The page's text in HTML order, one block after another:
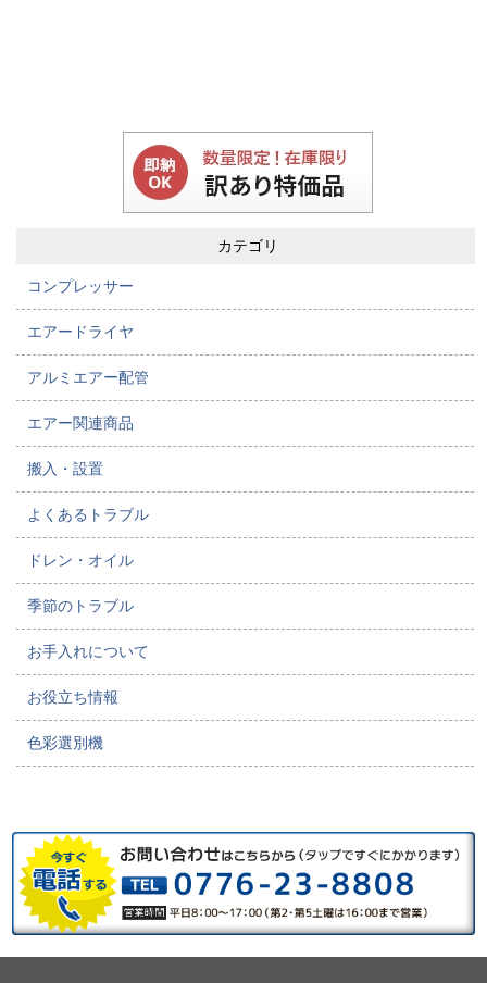
カテゴリ
コンプレッサー
エアードライヤ
アルミエアー配管
エアー関連商品
搬入・設置
よくあるトラブル
ドレン・オイル
季節のトラブル
お手入れについて
お役立ち情報
色彩選別機